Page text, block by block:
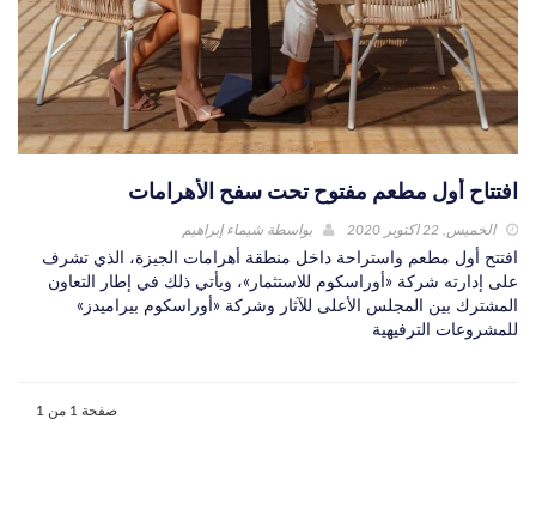
افتتاح أول مطعم مفتوح تحت سفح الأهرامات
الخميس, 22 اكتوبر 2020 بواسطة شيماء إبراهيم
افتتح أول مطعم واستراحة داخل منطقة أهرامات الجيزة، الذي تشرف
على إدارته شركة «أوراسكوم للاستثمار»، ويأتي ذلك في إطار التعاون
المشترك بين المجلس الأعلى للآثار وشركة «أوراسكوم بيراميدز»
للمشروعات الترفيهية
صفحة 1 من 1